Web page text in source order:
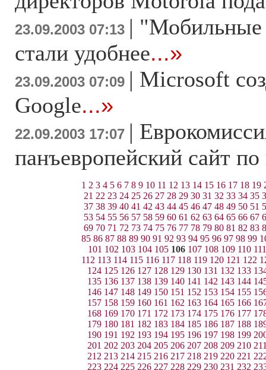
23.09.2003 07:13 | "Мобильные
стали удобнее...»
23.09.2003 07:09 | Microsoft
Google...»
22.09.2003 17:07 |
панъевропейский сайт
1 2 3 4 5 6 7 8 9 10 11 12 13 14 15 16 17 18 19
21 22 23 24 25 26 27 28 29 30 31 32 33 34 35
37 38 39 40 41 42 43 44 45 46 47 48 49 50 51
53 54 55 56 57 58 59 60 61 62 63 64 65 66 67
69 70 71 72 73 74 75 76 77 78 79 80 81 82 83
85 86 87 88 89 90 91 92 93 94 95 96 97 98 99
101 102 103 104 105 106 107 108 109 110 111
112 113 114 115 116 117 118 119 120 121 122
124 125 126 127 128 129 130 131 132 133
135 136 137 138 139 140 141 142 143 144
146 147 148 149 150 151 152 153 154 155
157 158 159 160 161 162 163 164 165 166
168 169 170 171 172 173 174 175 176 177
179 180 181 182 183 184 185 186 187 188
190 191 192 193 194 195 196 197 198 199
201 202 203 204 205 206 207 208 209 210
212 213 214 215 216 217 218 219 220 221
223 224 225 226 227 228 229 230 231 232